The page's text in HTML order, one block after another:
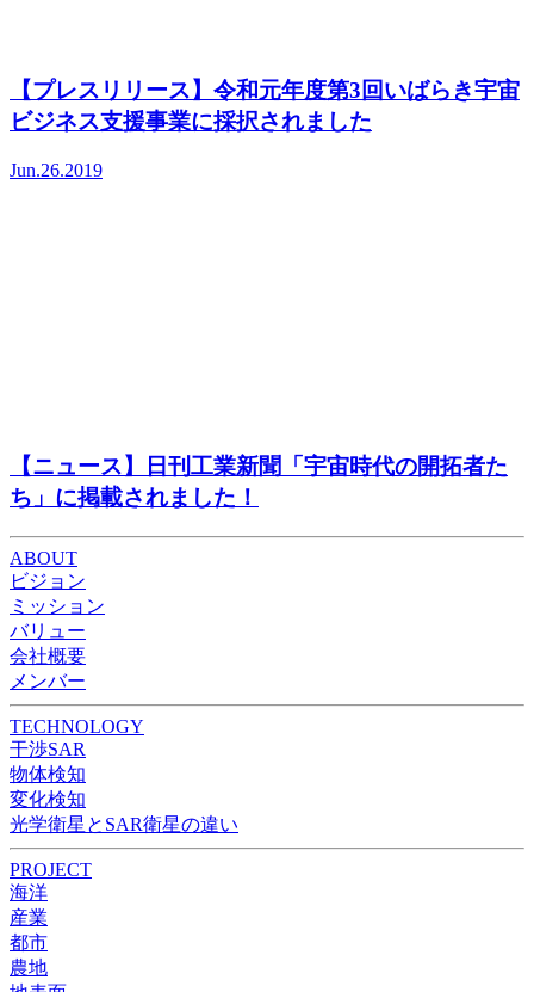
【プレスリリース】令和元年度第3回いばらき宇宙
ビジネス支援事業に採択されました
Jun.26.2019
【ニュース】日刊工業新聞「宇宙時代の開拓者た
ち」に掲載されました！
ABOUT
ビジョン
ミッション
バリュー
会社概要
メンバー
TECHNOLOGY
干渉SAR
物体検知​​
変化検知​
光学衛星とSAR衛星の違い
PROJECT
海洋
産業
都市​
農地